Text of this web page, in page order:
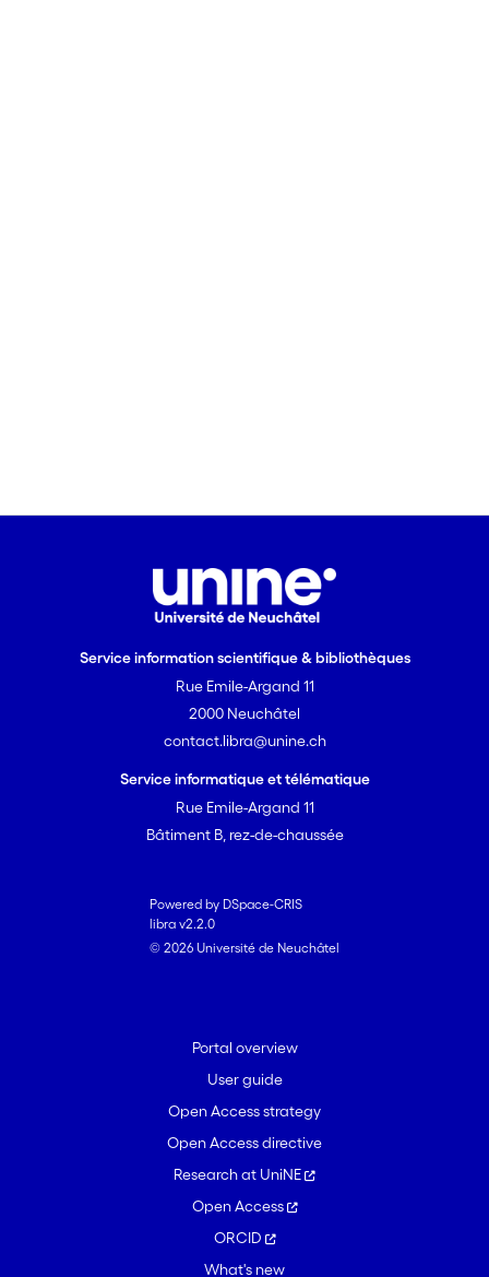
Service information scientifique & bibliothèques
Rue Emile-Argand 11
2000 Neuchâtel
contact.libra@unine.ch
Service informatique et télématique
Rue Emile-Argand 11
Bâtiment B, rez-de-chaussée
Powered by DSpace-CRIS
libra v2.2.0
© 2026 Université de Neuchâtel
Portal overview
User guide
Open Access strategy
Open Access directive
Research at UniNE
Open Access
ORCID
What's new